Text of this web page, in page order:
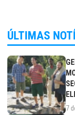
ÚLTIMAS
7